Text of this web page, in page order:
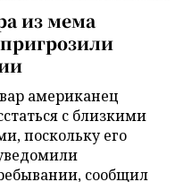
из мема
американец
с близкими
поскольку его
сообщил